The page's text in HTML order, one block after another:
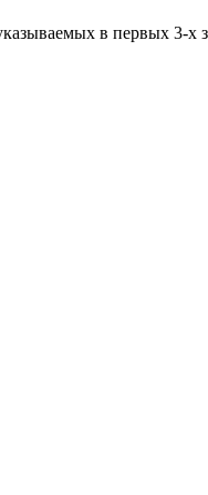
в первых 3-х